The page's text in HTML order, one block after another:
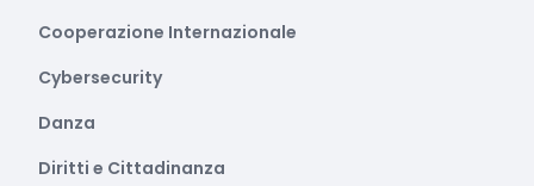
Cooperazione Internazionale
Cybersecurity
Danza
Diritti e Cittadinanza